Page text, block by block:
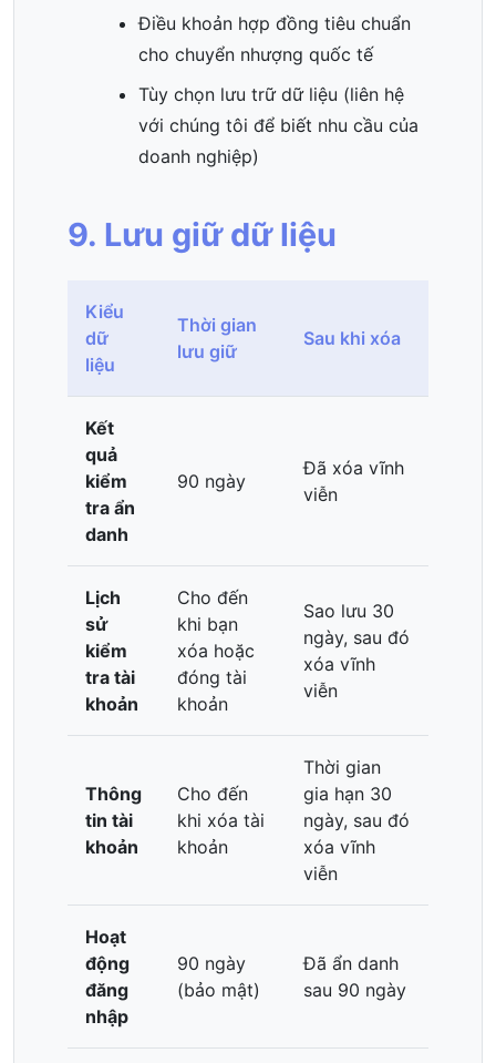
Điều khoản hợp đồng tiêu chuẩn
cho chuyển nhượng quốc tế
Tùy chọn lưu trữ dữ liệu (liên hệ
với chúng tôi để biết nhu cầu của
doanh nghiệp)
9. Lưu giữ dữ liệu
Kiểu
dữ
liệu
Thời gian
lưu giữ
Sau khi xóa
Kết
quả
kiểm
tra ẩn
danh
90 ngày
Đã xóa vĩnh
viễn
Lịch
sử
kiểm
tra tài
khoản
Cho đến
khi bạn
xóa hoặc
đóng tài
khoản
Sao lưu 30
ngày, sau đó
xóa vĩnh
viễn
Thông
tin tài
khoản
Cho đến
khi xóa tài
khoản
Thời gian
gia hạn 30
ngày, sau đó
xóa vĩnh
viễn
Hoạt
động
đăng
nhập
90 ngày
(bảo mật)
Đã ẩn danh
sau 90 ngày